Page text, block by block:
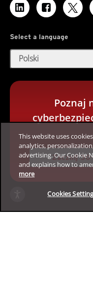
Select a language
Polski
Poznaj
Zacznij
Prywatność
This website uses
analytics,
advertising. Our Cookie
and explains how to
more
Cookies